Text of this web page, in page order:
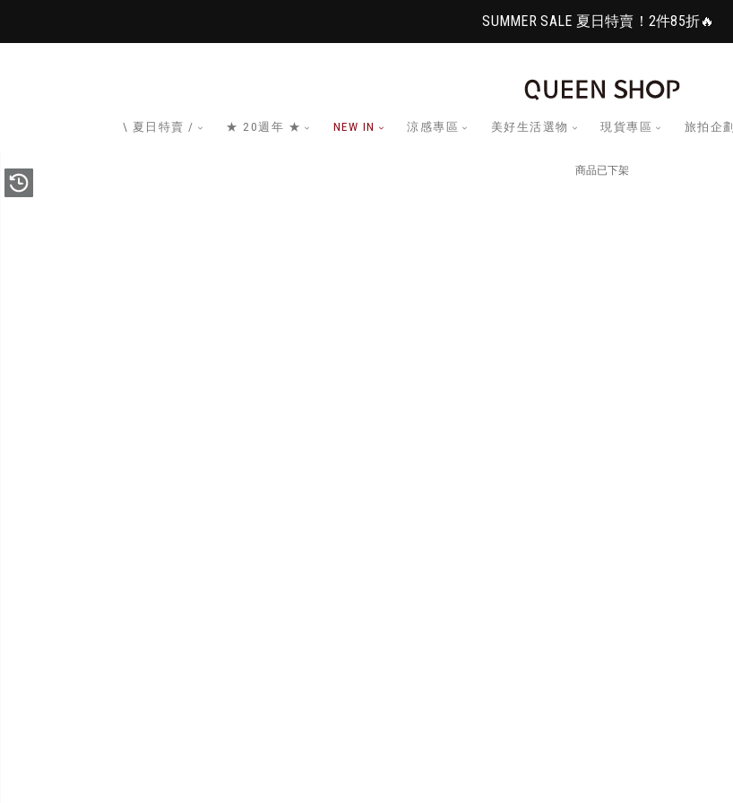
SUMMER SALE 夏日特賣！2件85折🔥
\ 夏日特賣 / ★ 20週年 ★ NEW IN 涼感專區 美好生活選物 現貨專區 旅拍企劃
商品已下架